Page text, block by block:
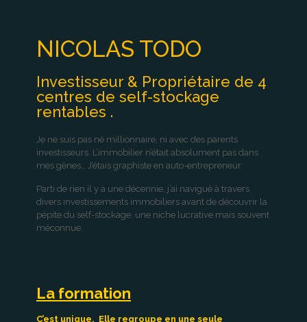
NICOLAS TODO
Investisseur & Propriétaire de 4
centres de self-stockage
rentables .
Je ne suis pas né millionnaire, ni avec des parents
investisseurs. L’immobilier n’était absolument pas dans
mes gènes… J’étais graphiste en auto-entrepreneur.
Parti de rien il y a une décennie, j’ai navigué à travers
divers investissements immobiliers avant de découvrir la
pépite du self-stockage, une niche lucrative mais souvent
méconnue.
La formation
C’est unique. Elle regroupe en une seule